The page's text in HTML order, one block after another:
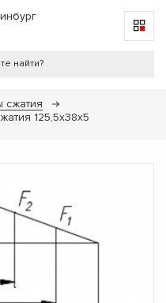
сжатия
125,5х38х5